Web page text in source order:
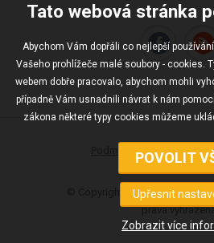
Tato webová stránka
Abychom Vám dopřáli co nejlepší
Vašeho prohlížeče malé soubory - cookies.
webem dobře pracovalo, abychom mohli
případně Vám usnadnili návrat k nám
zákona některé typy cookies můžeme
Podmínky užívání
© Copyright ELEKTRO S.M.S.,
práva